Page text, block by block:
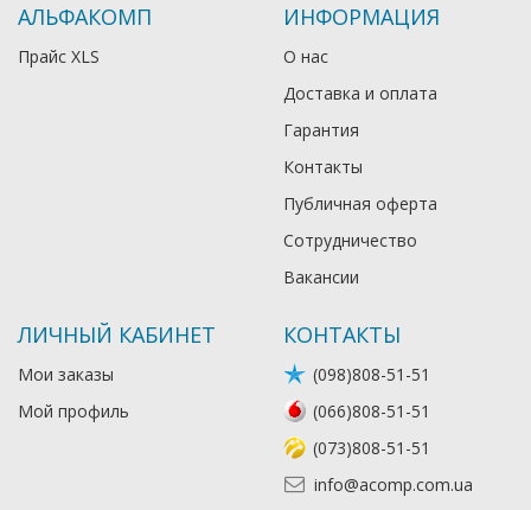
АЛЬФАКОМП
Прайс XLS
ИНФОРМАЦИЯ
О нас
Доставка и оплата
Гарантия
Контакты
Публичная оферта
Сотрудничество
Вакансии
ЛИЧНЫЙ КАБИНЕТ
Мои заказы
Мой профиль
КОНТАКТЫ
(098)808-51-51
(066)808-51-51
(073)808-51-51
info@acomp.com.ua